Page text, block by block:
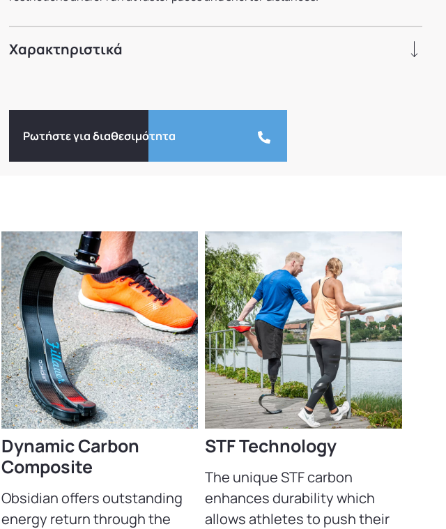
Χαρακτηριστικά
Ρωτήστε για διαθεσιμότητα
Dynamic Carbon
Composite
Obsidian offers outstanding
energy return through the
STF Technology
The unique STF carbon
enhances durability which
allows athletes to push their